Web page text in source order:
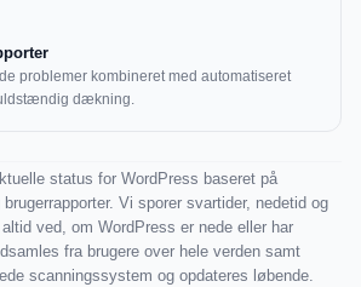
problemer kombineret med automatiseret
dækning.
status for WordPress baseret på
Vi sporer svartider, nedetid og
ved, om WordPress er nede eller har
fra brugere over hele verden samt
scanningssystem og opdateres løbende.